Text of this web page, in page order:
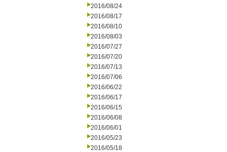
2016/08/24
2016/08/17
2016/08/10
2016/08/03
2016/07/27
2016/07/20
2016/07/13
2016/07/06
2016/06/22
2016/06/17
2016/06/15
2016/06/08
2016/06/01
2016/05/23
2016/05/18